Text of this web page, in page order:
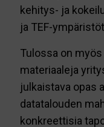
kehitys- ja
ja TEF-
Tulossa on
materiaaleja
julkaistava opas
datatalouden
konkreettisia